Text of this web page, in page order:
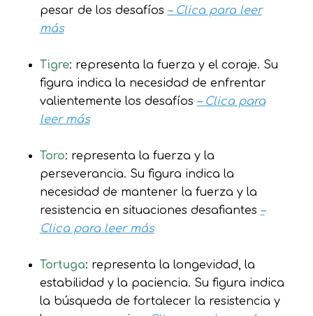
pesar de los desafíos – Clica para leer
más
Tigre: representa la fuerza y el coraje. Su
figura indica la necesidad de enfrentar
valientemente los desafíos – Clica para
leer más
Toro: representa la fuerza y la
perseverancia. Su figura indica la
necesidad de mantener la fuerza y la
resistencia en situaciones desafiantes –
Clica para leer más
Tortuga: representa la longevidad, la
estabilidad y la paciencia. Su figura indica
la búsqueda de fortalecer la resistencia y